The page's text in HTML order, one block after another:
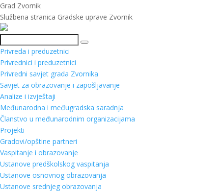
Grad Zvornik
Službena stranica Gradske uprave Zvornik
Pretraga
Privreda i preduzetnici
Privrednici i preduzetnici
Privredni savjet grada Zvornika
Savjet za obrazovanje i zapošljavanje
Analize i izvještaji
Međunarodna i međugradska saradnja
Članstvo u međunarodnim organizacijama
Projekti
Gradovi/opštine partneri
Vaspitanje i obrazovanje
Ustanove predškolskog vaspitanja
Ustanove osnovnog obrazovanja
Ustanove srednjeg obrazovanja